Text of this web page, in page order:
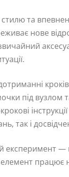
та
нове
під вузлом
так і
експеримент —
працює